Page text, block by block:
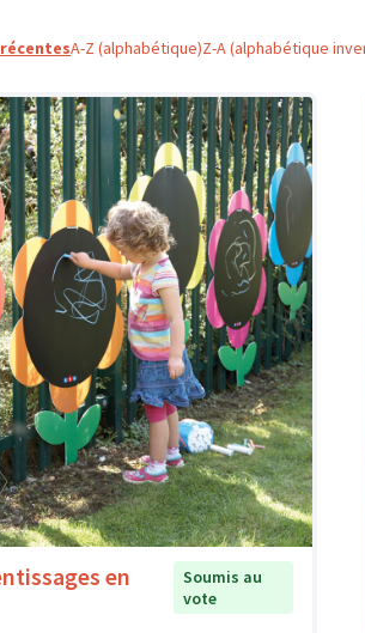
A-Z (alphabétique)Z-A (alphabétique
en
Soumis au
vote